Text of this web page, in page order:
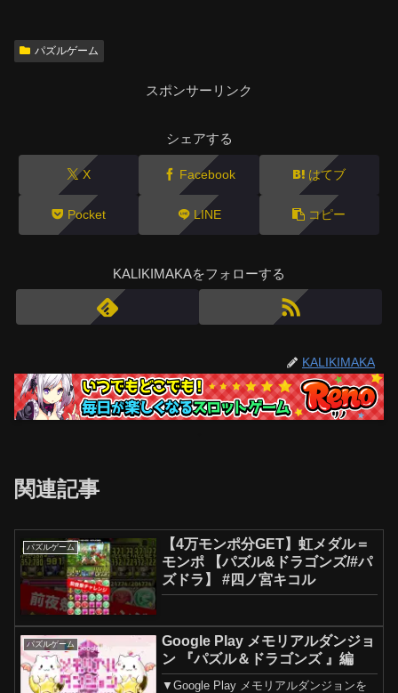
パズルゲーム
スポンサーリンク
シェアする
X Facebook はてブ
Pocket LINE コピー
KALIKIMAKAをフォローする
KALIKIMAKA
関連記事
パズルゲーム
【4万モンポ分GET】虹メダル＝
モンポ 【パズル&ドラゴンズ/#パ
ズドラ】 #四ノ宮キコル
パズルゲーム
Google Play メモリアルダンジョ
ン 『パズル＆ドラゴンズ 』編
▼Google Play メモリアルダンジョンを